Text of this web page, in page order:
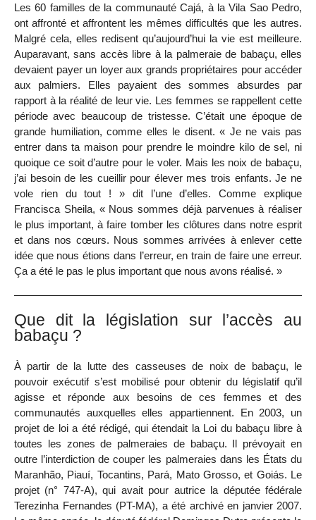
Les 60 familles de la communauté Cajá, à la Vila Sao Pedro,
ont affronté et affrontent les mêmes difficultés que les autres.
Malgré cela, elles redisent qu’aujourd’hui la vie est meilleure.
Auparavant, sans accès libre à la palmeraie de babaçu, elles
devaient payer un loyer aux grands propriétaires pour accéder
aux palmiers. Elles payaient des sommes absurdes par
rapport à la réalité de leur vie. Les femmes se rappellent cette
période avec beaucoup de tristesse. C’était une époque de
grande humiliation, comme elles le disent. « Je ne vais pas
entrer dans ta maison pour prendre le moindre kilo de sel, ni
quoique ce soit d’autre pour le voler. Mais les noix de babaçu,
j’ai besoin de les cueillir pour élever mes trois enfants. Je ne
vole rien du tout ! » dit l’une d’elles. Comme explique
Francisca Sheila, « Nous sommes déjà parvenues à réaliser
le plus important, à faire tomber les clôtures dans notre esprit
et dans nos cœurs. Nous sommes arrivées à enlever cette
idée que nous étions dans l’erreur, en train de faire une erreur.
Ça a été le pas le plus important que nous avons réalisé. »
Que dit la législation sur l’accès au
babaçu ?
À partir de la lutte des casseuses de noix de babaçu, le
pouvoir exécutif s’est mobilisé pour obtenir du législatif qu’il
agisse et réponde aux besoins de ces femmes et des
communautés auxquelles elles appartiennent. En 2003, un
projet de loi a été rédigé, qui étendait la Loi du babaçu libre à
toutes les zones de palmeraies de babaçu. Il prévoyait en
outre l’interdiction de couper les palmeraies dans les États du
Maranhão, Piauí, Tocantins, Pará, Mato Grosso, et Goiás. Le
projet (n° 747-A), qui avait pour autrice la députée fédérale
Terezinha Fernandes (PT-MA), a été archivé en janvier 2007.